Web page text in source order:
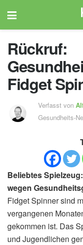
Rückruf:
Fidget
Verfasst von
Gesundheits-
Beliebtes
wegen
Fidget Spinner sind
vergangenen
gekommen ist. Das
und Jugendlichen